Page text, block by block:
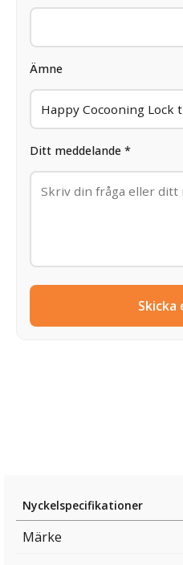
Ämne
Ditt meddelande *
Skicka
Nyckelspecifikationer
Märke